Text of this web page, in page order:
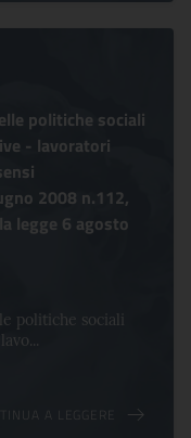
politiche sociali
- lavoratori
2008 n.112,
legge 6 agosto
politiche sociali
A LEGGERE